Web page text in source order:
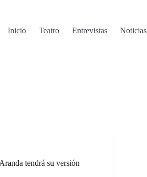
Inicio
Teatro Entrevistas Noticias
tendrá su versión